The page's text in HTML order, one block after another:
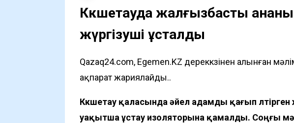
Көкшетауда жалғызбасты ананы
жүргізуші ұсталды
Qazaq24.com, Egemen.KZ дереккөзінен алынған
ақпарат жариялайды..
Көкшетау қаласында әйел адамды қағып өлтірген
уақытша ұстау изоляторына қамалды. Соңғы